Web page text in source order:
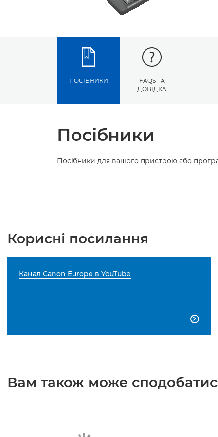
ПОСІБНИКИ
FAQS ТА
ДОВІДКА
Посібники
Посібники для вашого пристрою або
Корисні посилання
Канал Canon Europe в YouTube

Вам також може